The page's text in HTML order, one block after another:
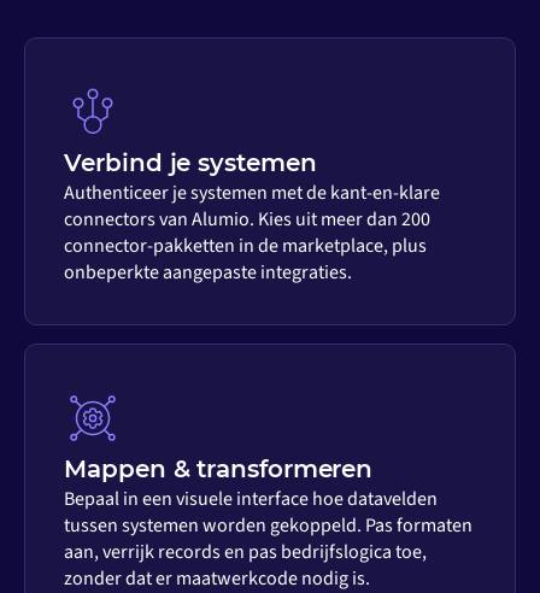
Verbind je systemen
Authenticeer je systemen met de kant-en-klare
connectors van Alumio. Kies uit meer dan 200
connector-pakketten in de marketplace, plus
onbeperkte aangepaste integraties.
Mappen & transformeren
Bepaal in een visuele interface hoe datavelden
tussen systemen worden gekoppeld. Pas formaten
aan, verrijk records en pas bedrijfslogica toe,
zonder dat er maatwerkcode nodig is.